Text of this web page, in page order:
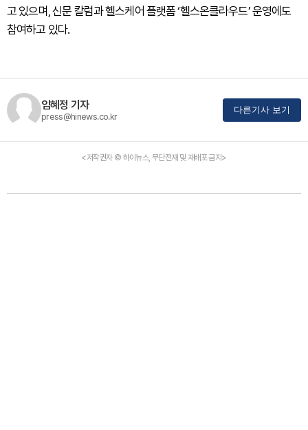
고 있으며, 신문 칼럼과 헬스케어 플랫폼 ‘헬스온클라우드’ 운영에도
참여하고 있다.
임혜정 기자
press@hinews.co.kr
다른기사 보기
<저작권자 © 하이뉴스, 무단전재 및 재배포 금지>